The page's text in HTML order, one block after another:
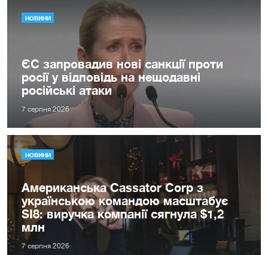
НОВИНИ
ЄС запровадив нові санкції проти
росії у відповідь на нещодавні
російські атаки
7 серпня 2026
НОВИНИ
Американська Cassator Corp з
українською командою масштабує
SI8: виручка компанії сягнула $1,2
млн
7 серпня 2026